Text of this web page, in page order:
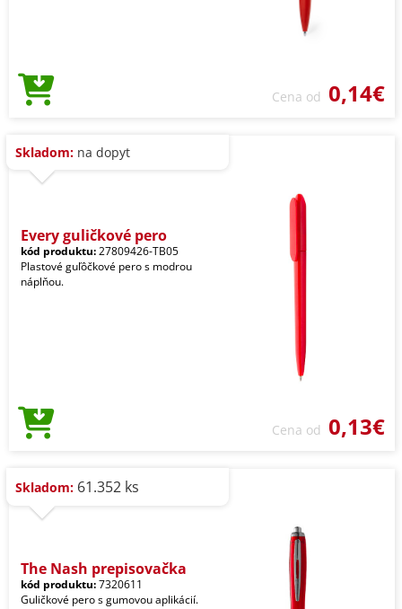
Cena od 0,14€
Skladom: na dopyt
Every guličkové pero
kód produktu:27809426-TB05
Plastové guľôčkové pero s modrou
náplňou.
Cena od 0,13€
Skladom: 61.352 ks
The Nash prepisovačka
kód produktu:7320611
Guličkové pero s gumovou aplikácií.